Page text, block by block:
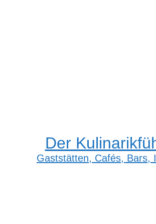
Der
Gaststätten, Cafés, Bars,